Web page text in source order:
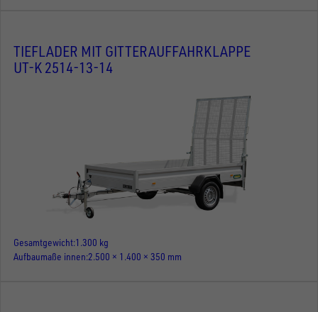
TIEFLADER MIT GITTERAUFFAHRKLAPPE
UT-K 2514-13-14
Gesamtgewicht 1.300 kg
Aufbaumaße innen 2.500 × 1.400 × 350 mm